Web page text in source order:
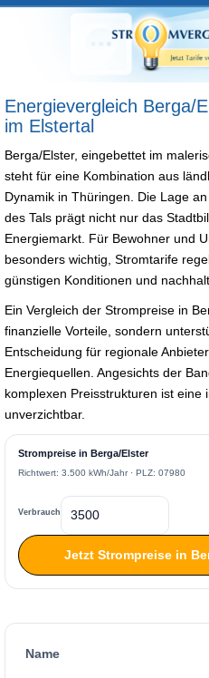
Energievergleich Berga/
im Elstertal
Berga/Elster, eingebettet im
steht für eine Kombination aus
Dynamik in Thüringen. Die Lage
des Tals prägt nicht nur das
Energiemarkt. Für Bewohner und
besonders wichtig, Stromtarife
günstigen Konditionen und
Ein Vergleich der Strompreise in
finanzielle Vorteile, sondern
Entscheidung für regionale
Energiequellen. Angesichts der
komplexen Preisstrukturen ist eine
unverzichtbar.
Strompreise in Berga/Elster
Richtwert: 3.500 kWh/Jahr · PLZ: 07980
Verbrauch
Jetzt Strompreise in
Name